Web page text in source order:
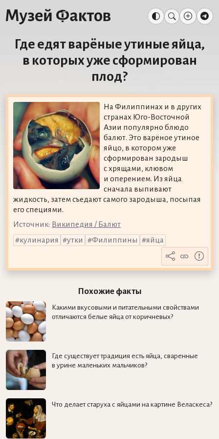
Где едят варёные утиные яйца,
в которых уже сформирован
плод?
На Филиппинах и в других
странах Юго-Восточной
Азии популярно блюдо
балют. Это варёное утиное
яйцо, в котором уже
сформирован зародыш
с хрящами, клювом
и оперением. Из яйца
сначала выпивают
жидкость, затем съедают самого зародыша, посыпая
его специями.
Источник: Википедия / Балют
кулинария
утки Филиппины яйца
Похожие факты
Какими вкусовыми и питательными свойствами
отличаются белые яйца от коричневых?
Где существует традиция есть яйца, сваренные
в урине маленьких мальчиков?
Что делает старуха с яйцами на картине Веласкеса?